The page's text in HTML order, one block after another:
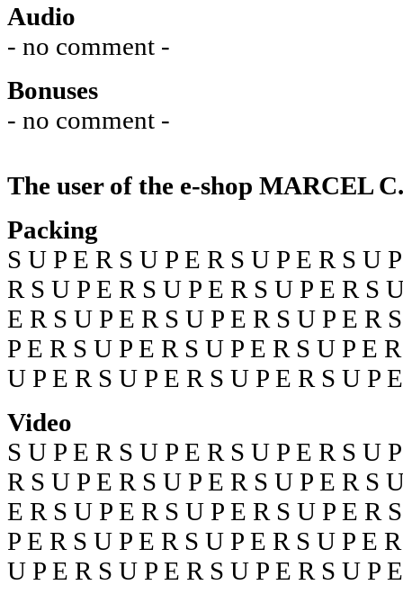
Audio
- no comment -
Bonuses
- no comment -
The user of the e-shop MARCEL C.
Packing
S U P E R S U P E R S U P E R S U
R S U P E R S U P E R S U P E R S
E R S U P E R S U P E R S U P E R
P E R S U P E R S U P E R S U P E
U P E R S U P E R S U P E R S U P
Video
S U P E R S U P E R S U P E R S U
R S U P E R S U P E R S U P E R S
E R S U P E R S U P E R S U P E R
P E R S U P E R S U P E R S U P E
U P E R S U P E R S U P E R S U P